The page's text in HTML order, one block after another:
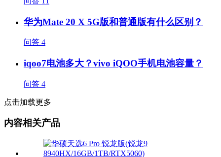
华为Mate 20 X 5G版和普通版有什么区别？
问答 4
iqoo7电池多大？vivo iQOO手机电池容量？
问答 4
点击加载更多
内容相关产品